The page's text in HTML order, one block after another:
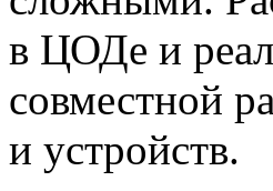
в ЦОДе и
совместной
и устройств.